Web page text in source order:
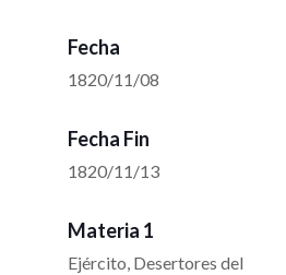
Fecha
1820/11/08
Fecha Fin
1820/11/13
Materia 1
Ejército, Desertores del